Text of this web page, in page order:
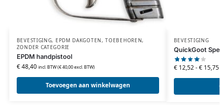
BEVESTIGING, EPDM DAKGOTEN,TOEBEHOREN,
ZONDER CATEGORIE
EPDM handpistool
€48,40 incl. BTW (€40,00excl. BTW)
Toevoegen aan winkelwagen
BEVESTIGING
QuickGoot
€12,52-€15,75